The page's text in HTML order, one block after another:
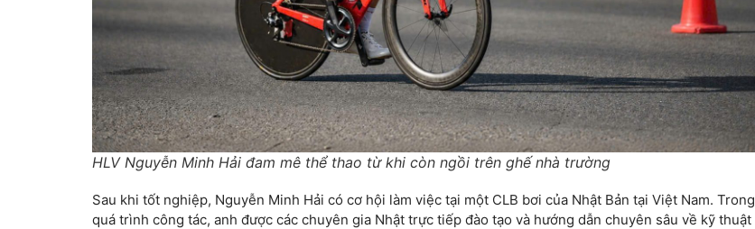
HLV Nguyễn Minh Hải đam mê thể thao từ khi còn ngồi trên ghế nhà trường
Sau khi tốt nghiệp, Nguyễn Minh Hải có cơ hội làm việc tại một CLB bơi của Nhật Bản tại Việt Nam. Trong
quá trình công tác, anh được các chuyên gia Nhật trực tiếp đào tạo và hướng dẫn chuyên sâu về kỹ thuật